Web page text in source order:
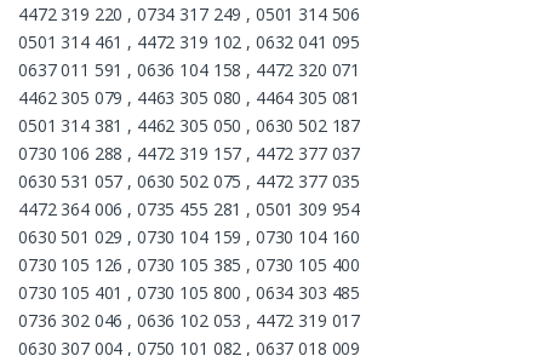
4472 319 220 , 0734 317 249 , 0501 314 506
0501 314 461 , 4472 319 102 , 0632 041 095
0637 011 591 , 0636 104 158 , 4472 320 071
4462 305 079 , 4463 305 080 , 4464 305 081
0501 314 381 , 4462 305 050 , 0630 502 187
0730 106 288 , 4472 319 157 , 4472 377 037
0630 531 057 , 0630 502 075 , 4472 377 035
4472 364 006 , 0735 455 281 , 0501 309 954
0630 501 029 , 0730 104 159 , 0730 104 160
0730 105 126 , 0730 105 385 , 0730 105 400
0730 105 401 , 0730 105 800 , 0634 303 485
0736 302 046 , 0636 102 053 , 4472 319 017
0630 307 004 , 0750 101 082 , 0637 018 009